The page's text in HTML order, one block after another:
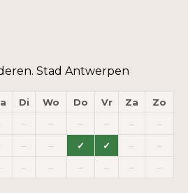
Stad Antwerpen
Di Wo Do Vr Za
Zo
– – – – –
–
– – ✓ ✓ –
–
– – – – – –